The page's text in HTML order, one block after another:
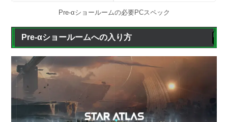
Pre-αショールームの必要PCスペック
Pre-αショールームへの入り方